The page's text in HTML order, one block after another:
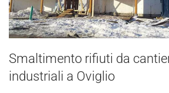
Smaltimento rifiuti da
industriali a Oviglio